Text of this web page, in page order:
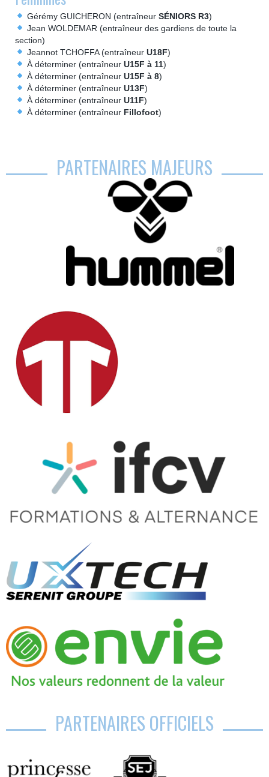
Gérémy GUICHERON (entraîneur SÉNIORS R3)
Jean WOLDEMAR (entraîneur des gardiens de toute la
section)
Jeannot TCHOFFA (entraîneur U18F)
À déterminer (entraîneur U15F à 11)
À déterminer (entraîneur U15F à 8)
À déterminer (entraîneur U13F)
À déterminer (entraîneur U11F)
À déterminer (entraîneur Fillofoot)
PARTENAIRES MAJEURS
PARTENAIRES OFFICIELS